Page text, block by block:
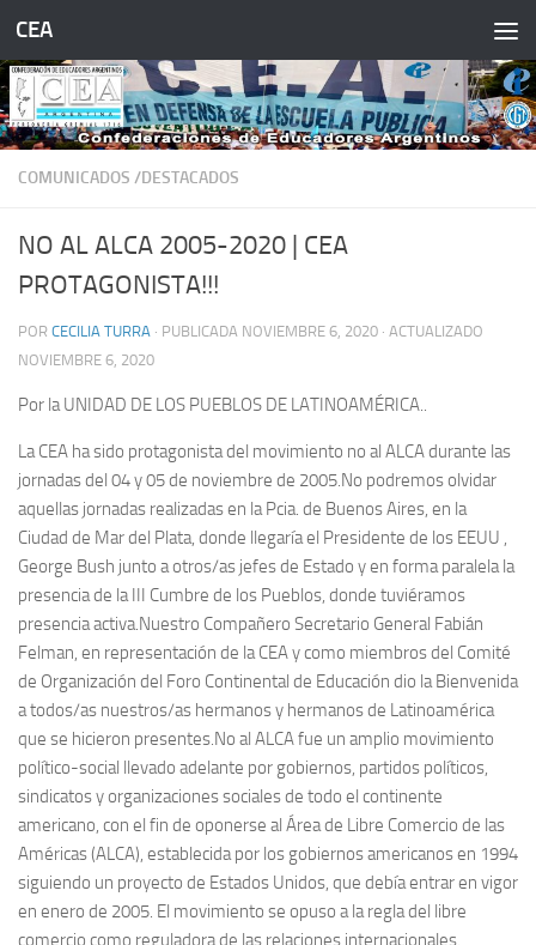
Saltar al contenido
CEA
COMUNICADOS /DESTACADOS
NO AL ALCA 2005-2020 | CEA
PROTAGONISTA!!!
POR CECILIA TURRA · PUBLICADA NOVIEMBRE 6, 2020 · ACTUALIZADO
NOVIEMBRE 6, 2020
Por la UNIDAD DE LOS PUEBLOS DE LATINOAMÉRICA..
La CEA ha sido protagonista del movimiento no al ALCA durante las
jornadas del 04 y 05 de noviembre de 2005.No podremos olvidar
aquellas jornadas realizadas en la Pcia. de Buenos Aires, en la
Ciudad de Mar del Plata, donde llegaría el Presidente de los EEUU ,
George Bush junto a otros/as jefes de Estado y en forma paralela la
presencia de la III Cumbre de los Pueblos, donde tuviéramos
presencia activa.Nuestro Compañero Secretario General Fabián
Felman, en representación de la CEA y como miembros del Comité
de Organización del Foro Continental de Educación dio la Bienvenida
a todos/as nuestros/as hermanos y hermanos de Latinoamérica
que se hicieron presentes.No al ALCA fue un amplio movimiento
político-social llevado adelante por gobiernos, partidos políticos,
sindicatos y organizaciones sociales de todo el continente
americano, con el fin de oponerse al Área de Libre Comercio de las
Américas (ALCA), establecida por los gobiernos americanos en 1994
siguiendo un proyecto de Estados Unidos, que debía entrar en vigor
en enero de 2005. El movimiento se opuso a la regla del libre
comercio como reguladora de las relaciones internacionales,